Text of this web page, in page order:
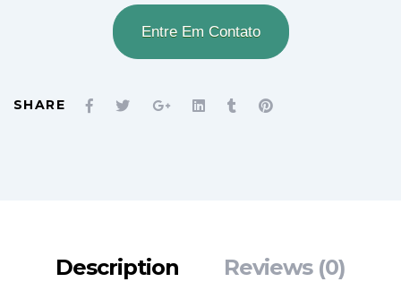
Entre Em Contato
SHARE
Description Reviews (0)